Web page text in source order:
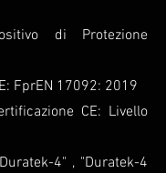
di Protezione
FprEN 17092: 2019
CE: Livello
4" , "Duratek-4